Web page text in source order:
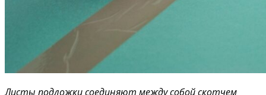
Листы подложки соединяют между собой скотчем